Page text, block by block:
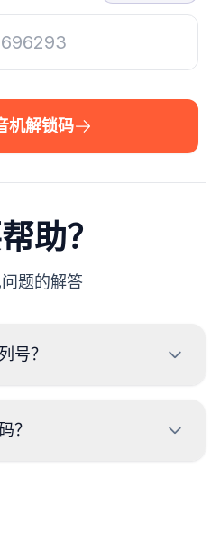
机解锁码
助？
题的解答
号？
位于条形码的上方或下方。示
？